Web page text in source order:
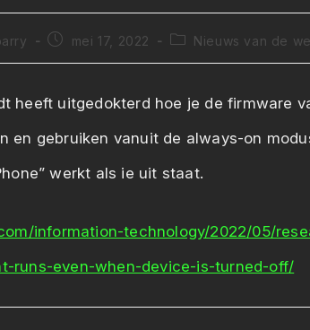
Berichtmei 17, 2022 Berichtcategorie:
Nieuws van de
heeft uitgedokterd hoe je de firmware
en gebruiken vanuit de always-on
werkt als ie uit staat.
information-technology/2022/05/
runs-even-when-device-is-turned-off/